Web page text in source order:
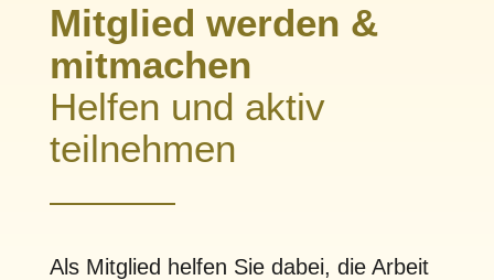
Mitglied werden &
mitmachen
Helfen und aktiv
teilnehmen
Als Mitglied helfen Sie dabei, die Arbeit